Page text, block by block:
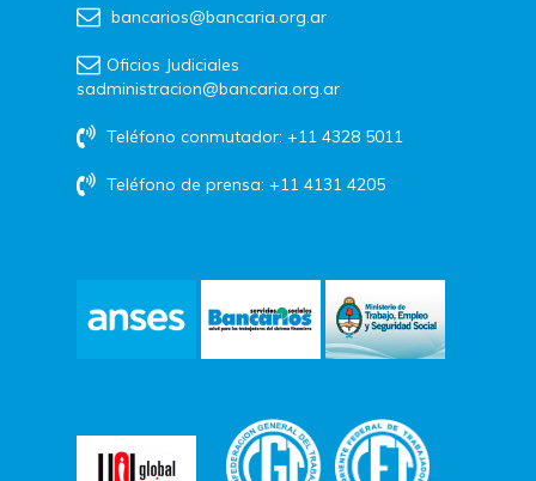
bancarios@bancaria.org.ar
Oficios Judiciales
sadministracion@bancaria.org.ar
Teléfono conmutador: +11 4328 5011
Teléfono de prensa: +11 4131 4205